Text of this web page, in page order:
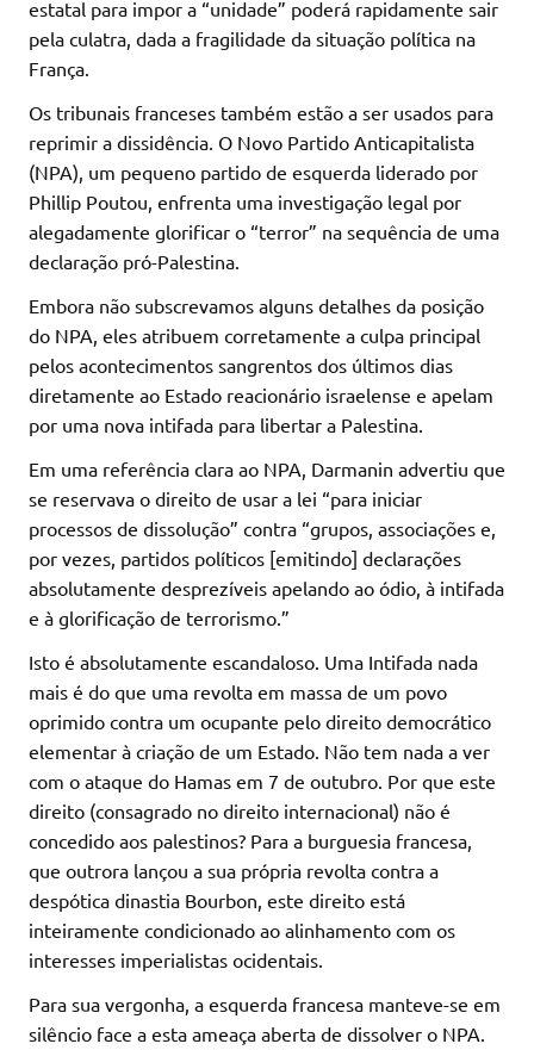
estatal para impor a “unidade” poderá rapidamente sair
pela culatra, dada a fragilidade da situação política na
França.
Os tribunais franceses também estão a ser usados para
reprimir a dissidência. O Novo Partido Anticapitalista
(NPA), um pequeno partido de esquerda liderado por
Phillip Poutou, enfrenta uma investigação legal por
alegadamente glorificar o “terror” na sequência de uma
declaração pró-Palestina.
Embora não subscrevamos alguns detalhes da posição
do NPA, eles atribuem corretamente a culpa principal
pelos acontecimentos sangrentos dos últimos dias
diretamente ao Estado reacionário israelense e apelam
por uma nova intifada para libertar a Palestina.
Em uma referência clara ao NPA, Darmanin advertiu que
se reservava o direito de usar a lei “para iniciar
processos de dissolução” contra “grupos, associações e,
por vezes, partidos políticos [emitindo] declarações
absolutamente desprezíveis apelando ao ódio, à intifada
e à glorificação de terrorismo.”
Isto é absolutamente escandaloso. Uma Intifada nada
mais é do que uma revolta em massa de um povo
oprimido contra um ocupante pelo direito democrático
elementar à criação de um Estado. Não tem nada a ver
com o ataque do Hamas em 7 de outubro. Por que este
direito (consagrado no direito internacional) não é
concedido aos palestinos? Para a burguesia francesa,
que outrora lançou a sua própria revolta contra a
despótica dinastia Bourbon, este direito está
inteiramente condicionado ao alinhamento com os
interesses imperialistas ocidentais.
Para sua vergonha, a esquerda francesa manteve-se em
silêncio face a esta ameaça aberta de dissolver o NPA.